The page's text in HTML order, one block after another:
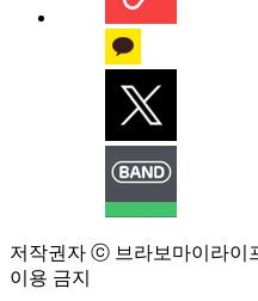
저작권자 ⓒ 브라보마이라이
이용 금지